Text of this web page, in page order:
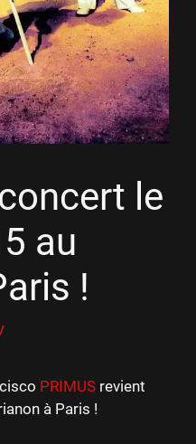
le
au
!
PRIMUS revient
à Paris !